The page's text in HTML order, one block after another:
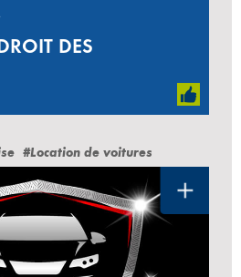
DES
#Location de voitures